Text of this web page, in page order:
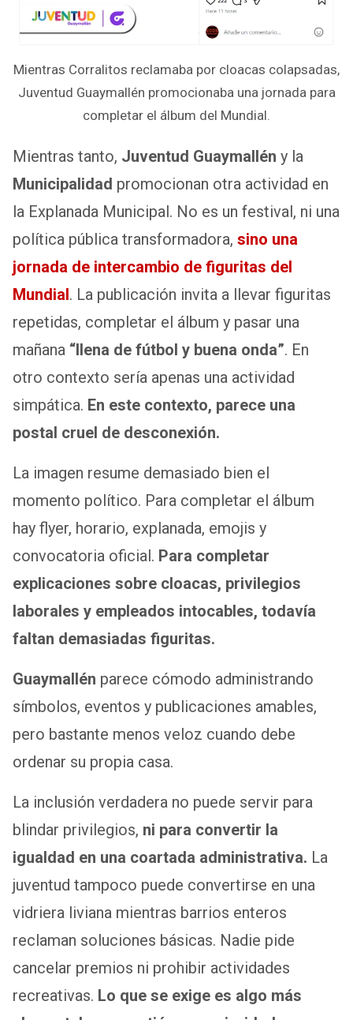
Mientras Corralitos reclamaba por cloacas colapsadas,
Juventud Guaymallén promocionaba una jornada para
completar el álbum del Mundial.
Mientras tanto, Juventud Guaymallén y la
Municipalidad promocionan otra actividad en
la Explanada Municipal. No es un festival, ni una
política pública transformadora, sino una
jornada de intercambio de figuritas del
Mundial. La publicación invita a llevar figuritas
repetidas, completar el álbum y pasar una
mañana “llena de fútbol y buena onda”. En
otro contexto sería apenas una actividad
simpática. En este contexto, parece una
postal cruel de desconexión.
La imagen resume demasiado bien el
momento político. Para completar el álbum
hay flyer, horario, explanada, emojis y
convocatoria oficial. Para completar
explicaciones sobre cloacas, privilegios
laborales y empleados intocables, todavía
faltan demasiadas figuritas.
Guaymallén parece cómodo administrando
símbolos, eventos y publicaciones amables,
pero bastante menos veloz cuando debe
ordenar su propia casa.
La inclusión verdadera no puede servir para
blindar privilegios, ni para convertir la
igualdad en una coartada administrativa. La
juventud tampoco puede convertirse en una
vidriera liviana mientras barrios enteros
reclaman soluciones básicas. Nadie pide
cancelar premios ni prohibir actividades
recreativas. Lo que se exige es algo más